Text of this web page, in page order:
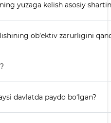
yuzaga kelish asosiy
ob’ektiv zarurligini
davlatda paydo bo‘lgan?